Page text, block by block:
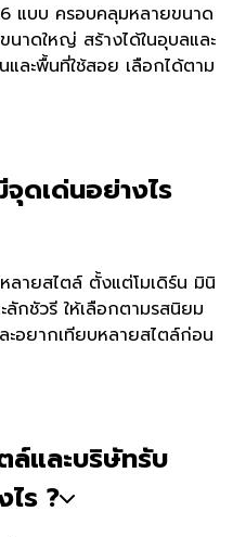
แบบ ครอบคลุมหลายขนาด
าดใหญ่ สร้างได้ในอุบลและ
และพื้นที่ใช้สอย เลือกได้ตาม
ดเด่นอย่างไร
ลายสไตล์ ตั้งแต่โมเดิร์น มินิ
กชัวรี ให้เลือกตามรสนิยม
ะอยากเทียบหลายสไตล์ก่อน
ล์และบริษัทรับ
ร ?